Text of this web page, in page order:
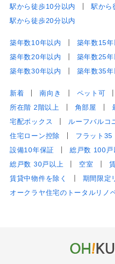
駅から徒歩10分以内
駅から
駅から徒歩20分以内
築年数10年以内
築年数15年
築年数20年以内
築年数25年
築年数30年以内
築年数35年
新着 南向き ペット可
所在階 2階以上
角部屋
宅配ボックス
ルーフバルコ
住宅ローン控除
フラット35
設備10年保証
総戸数 100戸
総戸数 30戸以上
空室
賃貸中物件を除く
期間限定
オークラヤ住宅のトータルリノ